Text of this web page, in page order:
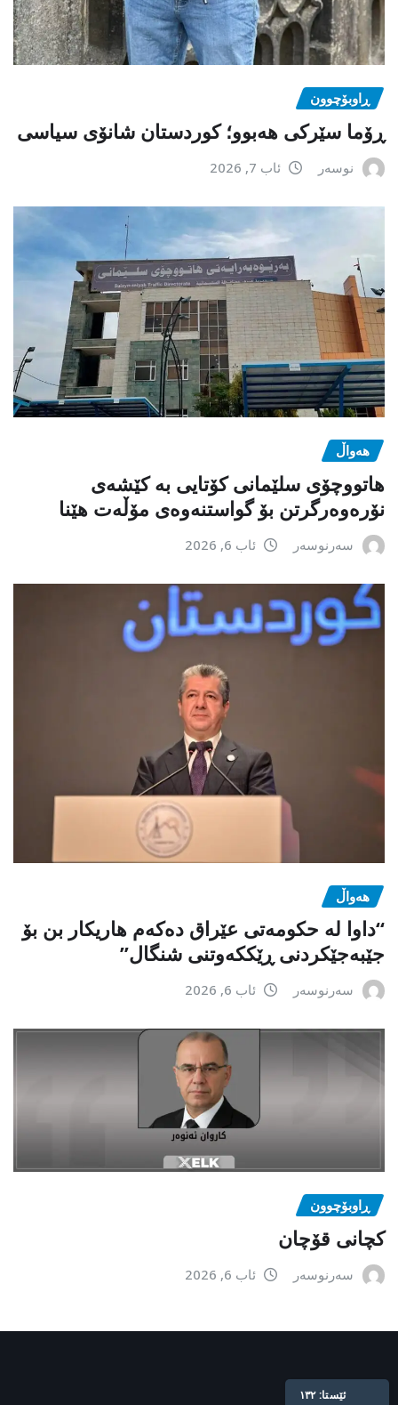
ڕاوبۆچوون
ڕۆما سێرکی هەبوو؛ کوردستان شانۆی سیاسی
نوسەر ئاب 7, 2026
هەواڵ
هاتووچۆی سلێمانی کۆتایی بە کێشەی
نۆرەوەرگرتن بۆ گواستنەوەی مۆڵەت هێنا
سەرنوسەر ئاب 6, 2026
هەواڵ
“داوا لە حكومەتی عێراق دەكەم هاریكار بن بۆ
جێبەجێكردنی ڕێككەوتنی شنگال”
سەرنوسەر ئاب 6, 2026
ڕاوبۆچوون
کچانی قۆچان
سەرنوسەر ئاب 6, 2026
Live: 132